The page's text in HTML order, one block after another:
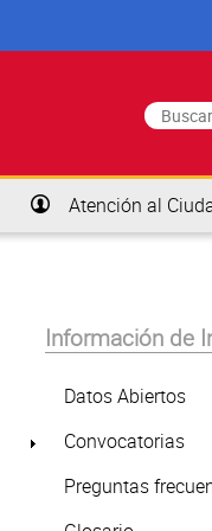
Buscar
Atención al
Información de
Datos Abiertos
Convocatorias
Preguntas